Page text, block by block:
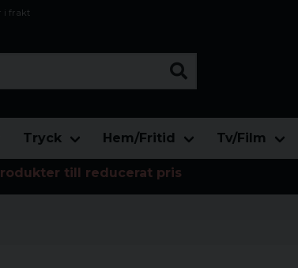
i frakt
Tryck Hem/Fritid Tv/Film
till reducerat pris